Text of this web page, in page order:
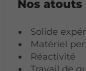
Nos atouts
Solide
Matériel
Réactivité